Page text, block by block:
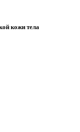
кожи тела